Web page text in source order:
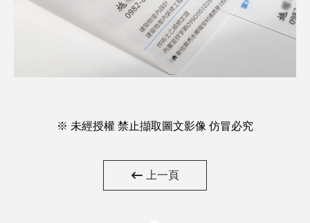
※ 未經授權 禁止擷取圖文影像 仿冒必究
上一頁